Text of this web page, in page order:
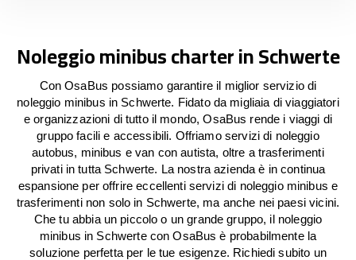
Noleggio minibus charter in Schwerte
Con OsaBus possiamo garantire il miglior servizio di
noleggio minibus in Schwerte. Fidato da migliaia di viaggiatori
e organizzazioni di tutto il mondo, OsaBus rende i viaggi di
gruppo facili e accessibili. Offriamo servizi di noleggio
autobus, minibus e van con autista, oltre a trasferimenti
privati in tutta Schwerte. La nostra azienda è in continua
espansione per offrire eccellenti servizi di noleggio minibus e
trasferimenti non solo in Schwerte, ma anche nei paesi vicini.
Che tu abbia un piccolo o un grande gruppo, il noleggio
minibus in Schwerte con OsaBus è probabilmente la
soluzione perfetta per le tue esigenze. Richiedi subito un